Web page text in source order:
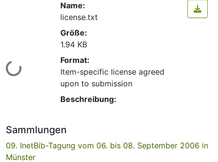
Lade...
Name:
license.txt
Größe:
1.94 KB
Format:
Item-specific license agreed
upon to submission
Beschreibung:
Sammlungen
09. InetBib-Tagung vom 06. bis 08. September 2006 in
Münster